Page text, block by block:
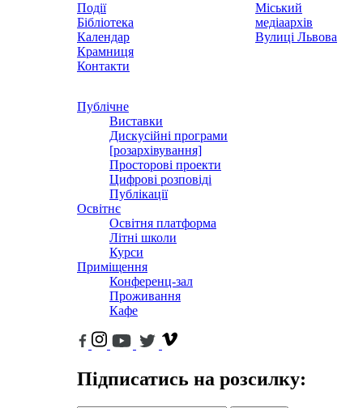
Події
Бібліотека
Календар
Крамниця
Контакти
Міський
медіаархів
Вулиці Львова
Публічне
Виставки
Дискусійні програми
[розархівування]
Просторові проекти
Цифрові розповіді
Публікації
Освітнє
Освітня платформа
Літні школи
Курси
Приміщення
Конференц-зал
Проживання
Кафе
Підписатись на розсилку: